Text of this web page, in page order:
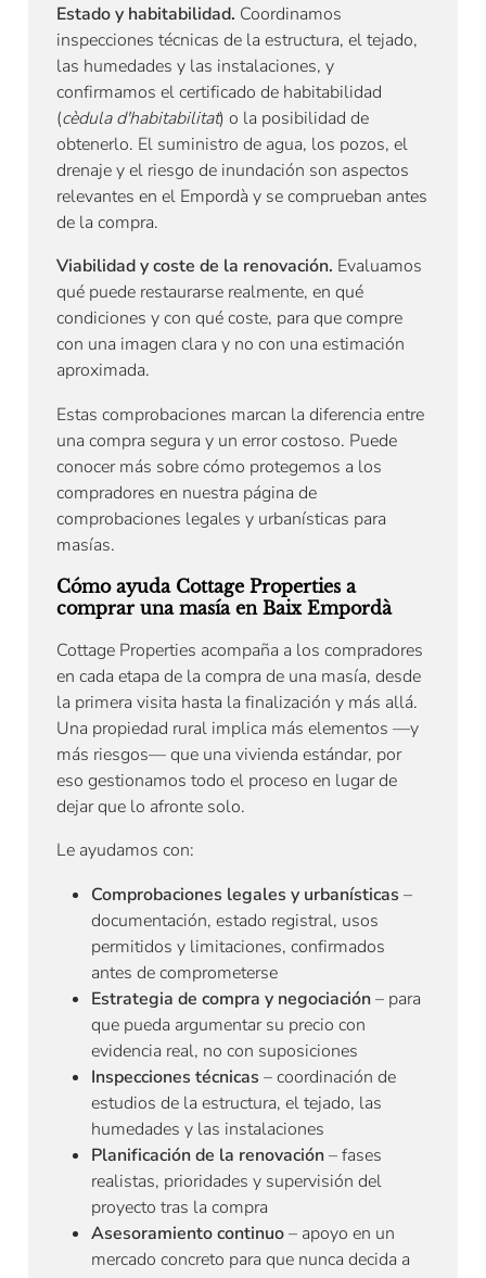
Estado y habitabilidad. Coordinamos
inspecciones técnicas de la estructura, el tejado,
las humedades y las instalaciones, y
confirmamos el certificado de habitabilidad
(cèdula d'habitabilitat) o la posibilidad de
obtenerlo. El suministro de agua, los pozos, el
drenaje y el riesgo de inundación son aspectos
relevantes en el Empordà y se comprueban antes
de la compra.
Viabilidad y coste de la renovación. Evaluamos
qué puede restaurarse realmente, en qué
condiciones y con qué coste, para que compre
con una imagen clara y no con una estimación
aproximada.
Estas comprobaciones marcan la diferencia entre
una compra segura y un error costoso. Puede
conocer más sobre cómo protegemos a los
compradores en nuestra página de
comprobaciones legales y urbanísticas para
masías.
Cómo ayuda Cottage Properties a
comprar una masía en Baix Empordà
Cottage Properties acompaña a los compradores
en cada etapa de la compra de una masía, desde
la primera visita hasta la finalización y más allá.
Una propiedad rural implica más elementos —y
más riesgos— que una vivienda estándar, por
eso gestionamos todo el proceso en lugar de
dejar que lo afronte solo.
Le ayudamos con:
Comprobaciones legales y urbanísticas –
documentación, estado registral, usos
permitidos y limitaciones, confirmados
antes de comprometerse
Estrategia de compra y negociación– para
que pueda argumentar su precio con
evidencia real, no con suposiciones
Inspecciones técnicas – coordinación de
estudios de la estructura, el tejado, las
humedades y las instalaciones
Planificación de la renovación– fases
realistas, prioridades y supervisión del
proyecto tras la compra
Asesoramiento continuo– apoyo en un
mercado concreto para que nunca decida a